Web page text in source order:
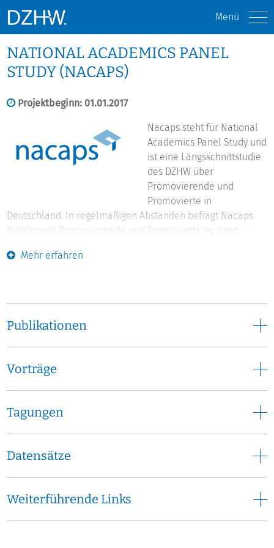
Menü
NATIONAL ACADEMICS PANEL
STUDY (NACAPS)
Projektbeginn: 01.01.2017
Nacaps steht für National
Academics Panel Study und
ist eine Längsschnittstudie
des DZHW über
Promovierende und
Promovierte in
Deutschland. In regelmäßigen Abständen befragt Nacaps
bundesweit Promovierende und Promovierte zu ihren
Karriereverläufen sowie zu ihren allgemeinen
Der Bedarf an den durch Nacaps erstmals systematisch
erhobenen Daten über Rahmenbedingungen, Motive,
in der Wissenschaft tätig sind oder waren, ist groß. Von
dieser Datenbasis profitieren verschiedene
Nutzer*innengruppen:
Für die Forschung entstehen wertvolle Daten, mit denen
Forschungsfragen können damit bearbeitet werden.
Für Hochschulen hat das Thema Qualitätsmanagement in
den vergangenen Jahren zunehmend an Bedeutung
gewonnen – und dieser Trend hält weiterhin an. Die Daten
können für ein Monitoring zur stetigen Verbesserung bzw.
Mehr erfahren
Publikationen
Vorträge
Tagungen
Datensätze
Weiterführende Links